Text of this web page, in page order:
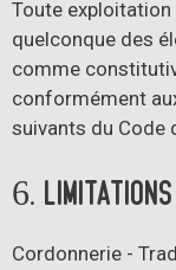
Toute exploitation
quelconque des
comme
conformément
suivants du Code
6.
Cordonnerie -